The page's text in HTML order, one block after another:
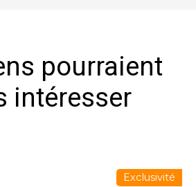
pourraient
intéresser
Exclusivité